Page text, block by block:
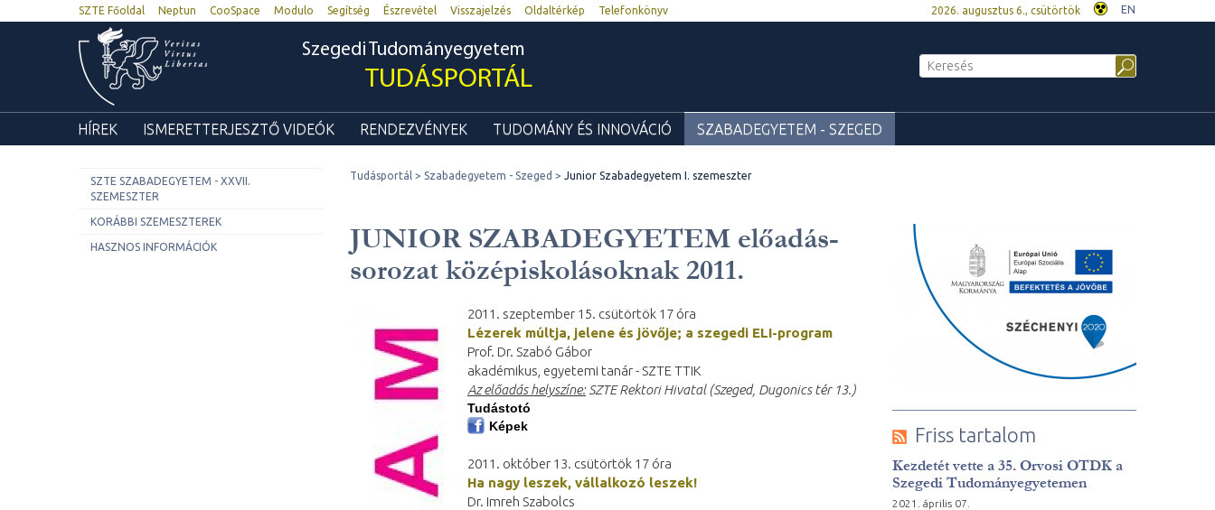
SZTE Főoldal Neptun CooSpace Modulo Segítség Észrevétel Visszajelzés Oldaltérkép Telefonkönyv 2026. augusztus 6., csütörtök EN
Szegedi Tudományegyetem
TUDÁSPORTÁL
HÍREK ISMERETTERJESZTŐ VIDEÓK RENDEZVÉNYEK TUDOMÁNY ÉS INNOVÁCIÓ SZABADEGYETEM - SZEGED
SZTE SZABADEGYETEM - XXVII.
SZEMESZTER
KORÁBBI SZEMESZTEREK
HASZNOS INFORMÁCIÓK
Tudásportál Szabadegyetem - Szeged Junior Szabadegyetem I. szemeszter
JUNIOR SZABADEGYETEM előadás-
sorozat középiskolásoknak 2011.
2011. szeptember 15. csütörtök 17 óra
Lézerek múltja, jelene és jövője; a szegedi ELI-program
Prof. Dr. Szabó Gábor
akadémikus, egyetemi tanár - SZTE TTIK
Az előadás helyszíne: SZTE Rektori Hivatal (Szeged, Dugonics tér 13.)
Tudástotó
Képek
2011. október 13. csütörtök 17 óra
Ha nagy leszek, vállalkozó leszek!
Dr. Imreh Szabolcs
Friss tartalom
Kezdetét vette a 35. Orvosi OTDK a
Szegedi Tudományegyetemen
2021. április 07.